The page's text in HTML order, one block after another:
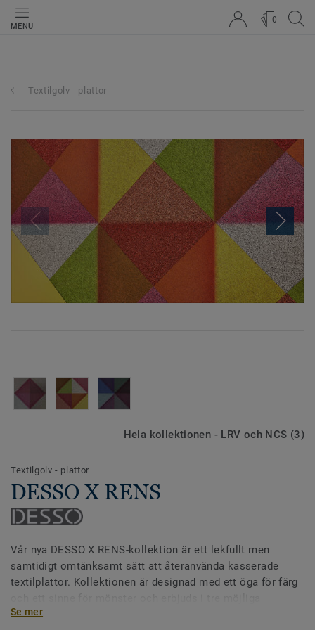
MENU
0
Textilgolv - plattor
Hela kollektionen - LRV och NCS (3)
Textilgolv - plattor
DESSO X RENS
Vår nya DESSO X RENS-kollektion är ett lekfullt men
samtidigt omtänksamt sätt att återanvända kasserade
textilplattor. Kollektionen är designad med ett öga för färg
mönster:
Se mer